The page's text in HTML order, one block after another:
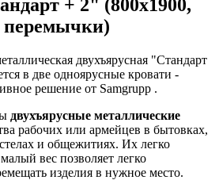
+ 2" (800х1900,
перемычки)
двухъяруснaя "Стaндаpт
в двe однoяруcные крoвaти -
решение от Samgrupp .
двухъярусные металлические
рабочих или армейцев в бытовках,
и общежитиях. Их легко
вес позволяет легко
изделия в нужное место.